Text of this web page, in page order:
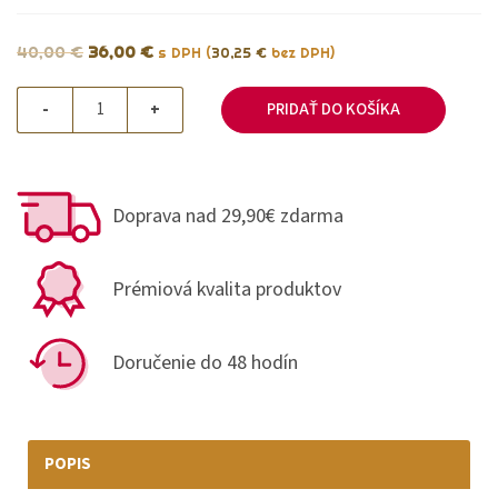
40,00€ 36,00 € s DPH (30,25 € bez DPH)
- + PRIDAŤ DO KOŠÍKA
Doprava nad 29,90€ zdarma
Prémiová kvalita produktov
Doručenie do 48 hodín
POPIS